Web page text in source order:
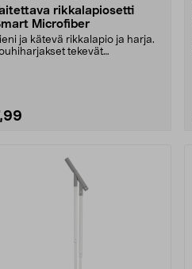
rikkalapiosetti
Microfiber
ja kätevä rikkalapio ja harja.
tekevät